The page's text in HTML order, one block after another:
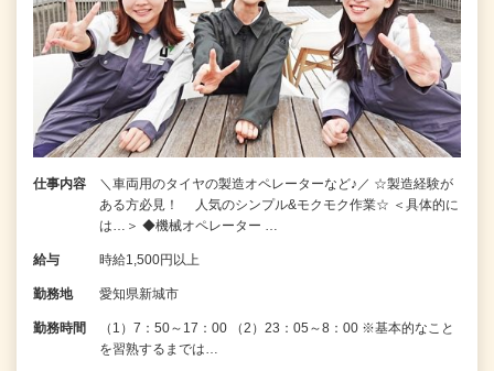
仕事内容
＼車両用のタイヤの製造オペレーターなど♪／ ☆製造経験が
ある方必見！ 人気のシンプル&モクモク作業☆ ＜具体的に
は…＞ ◆機械オペレーター …
給与 時給1,500円以上
勤務地 愛知県新城市
勤務時間
（1）7：50～17：00 （2）23：05～8：00 ※基本的なこと
を習熟するまでは…